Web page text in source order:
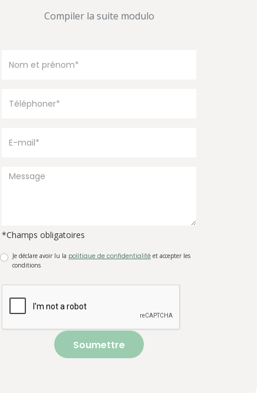
Compiler la suite modulo
*Champs obligatoires
Je déclare avoir lu la politique de confidentialité et accepter les
conditions
Soumettre